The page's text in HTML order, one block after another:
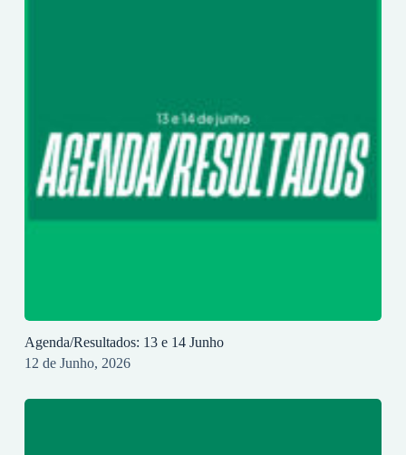
Agenda/Resultados: 13 e 14 Junho
12 de Junho, 2026